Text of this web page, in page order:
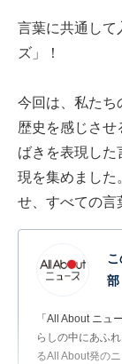
言葉に共通して
ズ」！
今回は、私たち
歴史を感じさせ
ばきを表現した
現を集めました
せ、すべての言
こ
部
「All About ニュ
らしの中にあふ
るAll About発の